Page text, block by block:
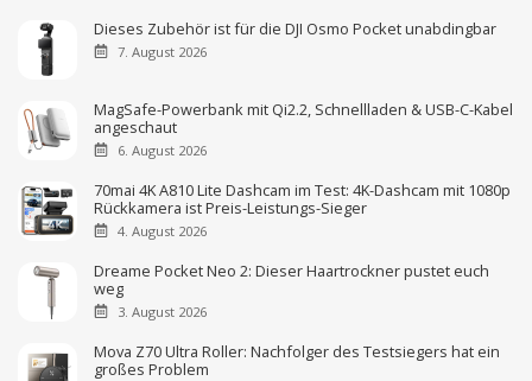
Dieses Zubehör ist für die DJI Osmo Pocket unabdingbar
7. August 2026
MagSafe-Powerbank mit Qi2.2, Schnellladen & USB-C-Kabel
angeschaut
6. August 2026
70mai 4K A810 Lite Dashcam im Test: 4K-Dashcam mit 1080p
Rückkamera ist Preis-Leistungs-Sieger
4. August 2026
Dreame Pocket Neo 2: Dieser Haartrockner pustet euch
weg
3. August 2026
Mova Z70 Ultra Roller: Nachfolger des Testsiegers hat ein
großes Problem